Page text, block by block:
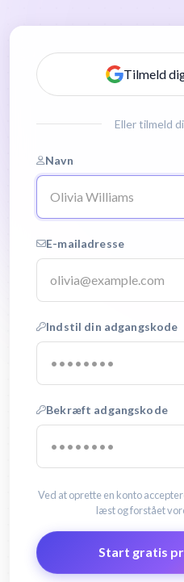
Tilmeld
Eller tilmeld
Navn
E-mailadresse
Indstil din adgangskode
Bekræft adgangskode
Ved at oprette en konto
læst og forstået
Start gratis